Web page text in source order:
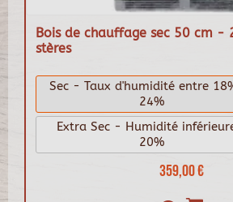
Bois de chauffage sec 50 cm -
stères
359,00 €
Sec - Taux d'humidité entre
24%
Extra Sec - Humidité
20%